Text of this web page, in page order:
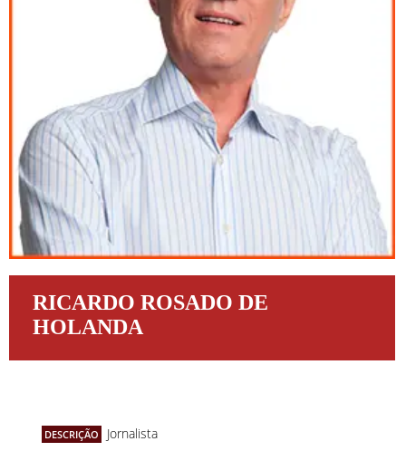
RICARDO ROSADO DE
HOLANDA
DESCRIÇÃO Jornalista